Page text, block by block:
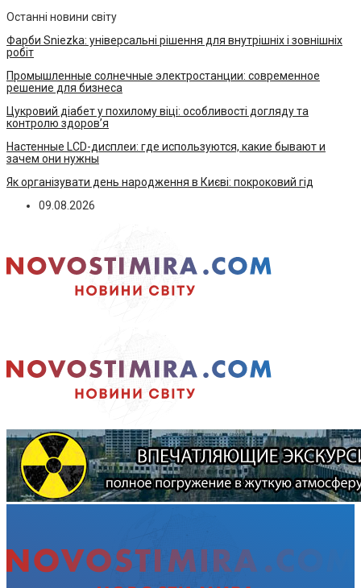
Останні новини світу
Фарби Sniezka: універсальні рішення для внутрішніх і зовнішніх
робіт
Промышленные солнечные электростанции: современное
решение для бизнеса
Цукровий діабет у похилому віці: особливості догляду та
контролю здоров’я
Настенные LCD-дисплеи: где используются, какие бывают и
зачем они нужны
Як організувати день народження в Києві: покроковий гід
09.08.2026